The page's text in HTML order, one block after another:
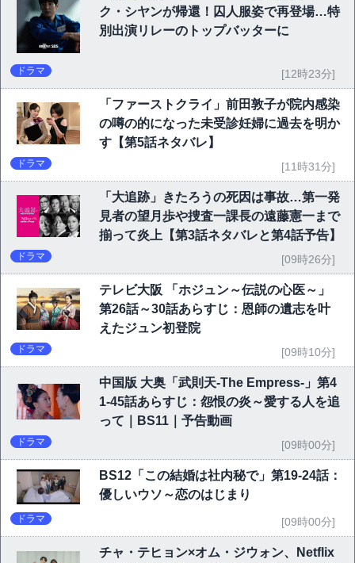
ク・シヤンが帰還！囚人服姿で再登場…特
別出演リレーのトップバッターに
ドラマ [12時23分]
「ファーストクライ」前田敦子が院内感染
の噂の的になった未受診妊婦に過去を明か
す【第5話ネタバレ】
ドラマ [11時31分]
「大追跡」きたろうの死因は事故…第一発
見者の望月歩や捜査一課長の遠藤憲一まで
揃って炎上【第3話ネタバレと第4話予告】
ドラマ [09時26分]
テレビ大阪 「ホジュン～伝説の心医～」
第26話～30話あらすじ：恩師の遺志を叶
えたジュン初登院
ドラマ [09時10分]
中国版 大奥「武則天-The Empress-」第4
1-45話あらすじ：怨恨の炎～愛する人を追
って｜BS11｜予告動画
ドラマ [09時00分]
BS12「この結婚は社内秘で」第19-24話：
優しいウソ～恋のはじまり
ドラマ [09時00分]
チャ・テヒョン×オム・ジウォン、Netflix